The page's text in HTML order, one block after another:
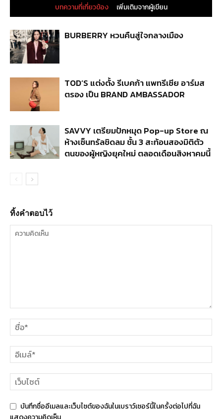
บทความที่เกี่ยวข้อง เพิ่มเติมจากผู้เขียน
BURBERRY หวนคืนสู่ใจกลางเมือง
TOD’S แต่งตั้ง รีเบคก้า แพทรีเซีย อาร์มส
ตรอง เป็น BRAND AMBASSADOR
SAVVY เตรียมปักหมุด Pop-up Store ณ
ห้างเซ็นทรัลชิดลม ชั้น 3 สะท้อนสองมิติตัว
ตนของผู้หญิงยุคใหม่ ตลอดเดือนสิงหาคมนี้
ทิ้งคำตอบไว้
บันทึกชื่ออีเมลและเว็บไซต์ของฉันในเบราว์เซอร์นี้ในครั้งต่อไปที่ฉัน